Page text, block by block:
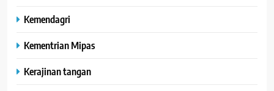
Kemendagri
Kementrian Mipas
Kerajinan tangan